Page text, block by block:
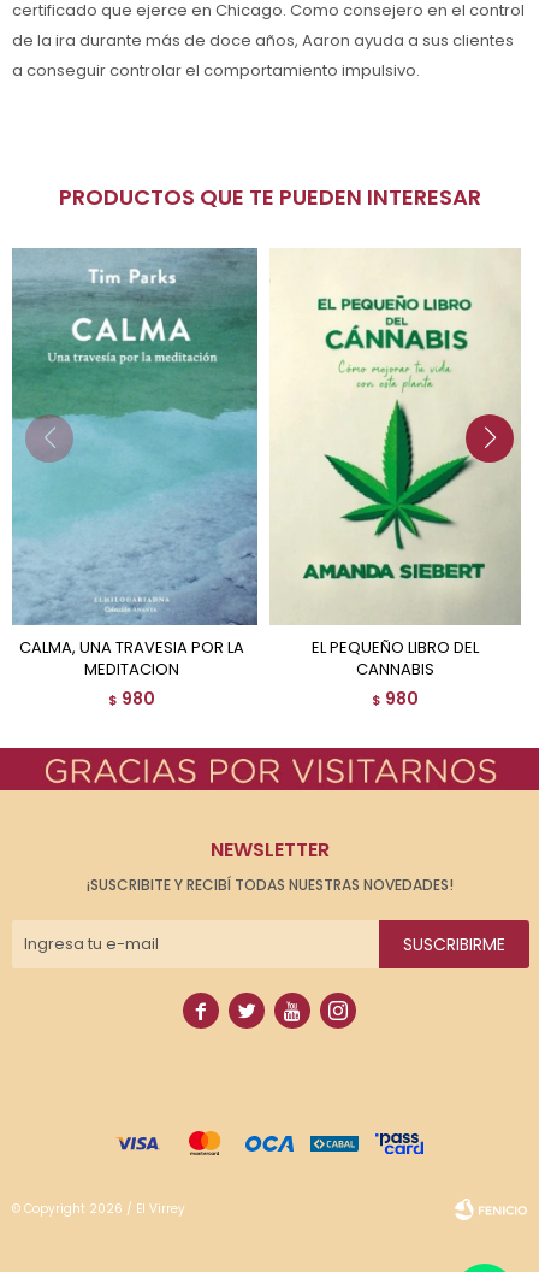
certificado que ejerce en Chicago. Como consejero en el control
de la ira durante más de doce años, Aaron ayuda a sus clientes
a conseguir controlar el comportamiento impulsivo.
PRODUCTOS QUE TE PUEDEN INTERESAR
CALMA, UNA TRAVESIA POR LA
MEDITACION
$ 980
EL PEQUEÑO LIBRO DEL
CANNABIS
$ 980
NEWSLETTER
¡SUSCRIBITE Y RECIBÍ TODAS NUESTRAS NOVEDADES!
SUSCRIBIRME
   
© Copyright 2026 / El Virrey